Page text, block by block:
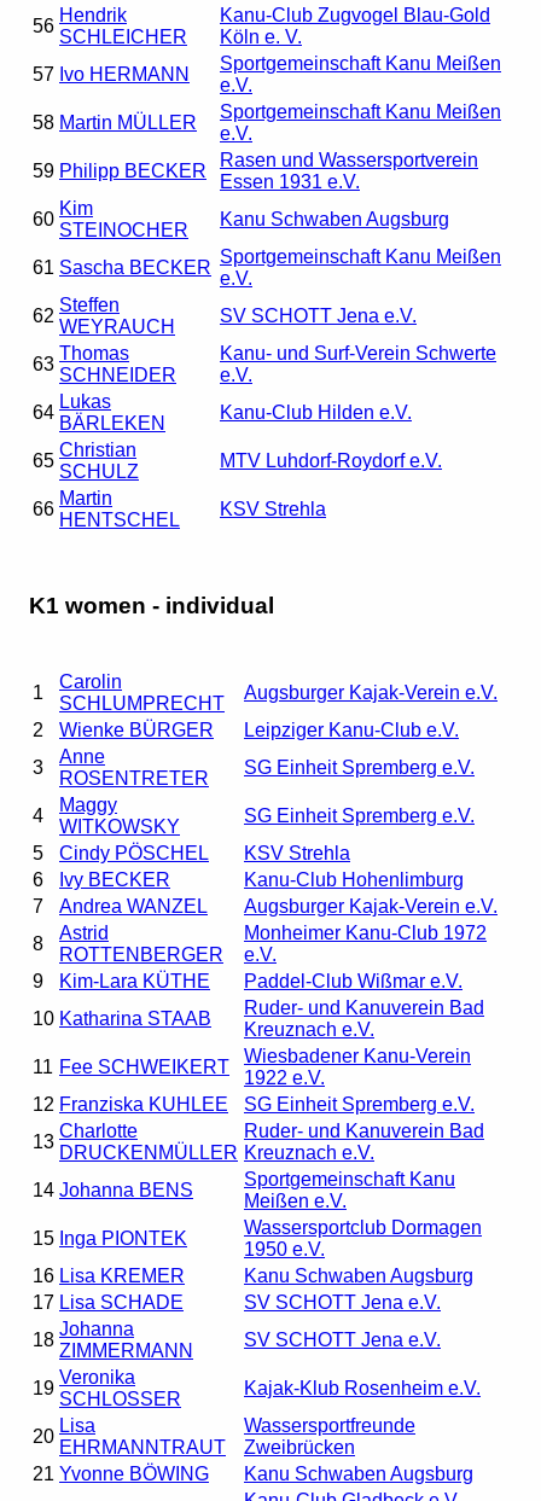
56
Hendrik
SCHLEICHER
Kanu-Club Zugvogel Blau-Gold
Köln e. V.
57 Ivo HERMANN
Sportgemeinschaft Kanu Meißen
e.V.
58 Martin MÜLLER
Sportgemeinschaft Kanu Meißen
e.V.
59 Philipp BECKER
Rasen und Wassersportverein
Essen 1931 e.V.
60
Kim
STEINOCHER
Kanu Schwaben Augsburg
61 Sascha BECKER
Sportgemeinschaft Kanu Meißen
e.V.
62
Steffen
WEYRAUCH
SV SCHOTT Jena e.V.
63
Thomas
SCHNEIDER
Kanu- und Surf-Verein Schwerte
e.V.
64
Lukas
BÄRLEKEN
Kanu-Club Hilden e.V.
65
Christian
SCHULZ
MTV Luhdorf-Roydorf e.V.
66
Martin
HENTSCHEL
KSV Strehla
K1 women - individual
1
Carolin
SCHLUMPRECHT
Augsburger Kajak-Verein e.V.
2
Wienke BÜRGER
Leipziger Kanu-Club e.V.
3
Anne
ROSENTRETER
SG Einheit Spremberg e.V.
4
Maggy
WITKOWSKY
SG Einheit Spremberg e.V.
5
Cindy PÖSCHEL
KSV Strehla
6
Ivy BECKER
Kanu-Club Hohenlimburg
7
Andrea WANZEL
Augsburger Kajak-Verein e.V.
8
Astrid
ROTTENBERGER
Monheimer Kanu-Club 1972
e.V.
9
Kim-Lara KÜTHE
Paddel-Club Wißmar e.V.
10 Katharina STAAB
Ruder- und Kanuverein Bad
Kreuznach e.V.
11 Fee SCHWEIKERT
Wiesbadener Kanu-Verein
1922 e.V.
12 Franziska KUHLEE
SG Einheit Spremberg e.V.
13
Charlotte
DRUCKENMÜLLER
Ruder- und Kanuverein Bad
Kreuznach e.V.
14 Johanna BENS
Sportgemeinschaft Kanu
Meißen e.V.
15 Inga PIONTEK
Wassersportclub Dormagen
1950 e.V.
16 Lisa KREMER
Kanu Schwaben Augsburg
17 Lisa SCHADE
SV SCHOTT Jena e.V.
18
Johanna
ZIMMERMANN
SV SCHOTT Jena e.V.
19
Veronika
SCHLOSSER
Kajak-Klub Rosenheim e.V.
20
Lisa
EHRMANNTRAUT
Wassersportfreunde
Zweibrücken
21 Yvonne BÖWING
Kanu Schwaben Augsburg